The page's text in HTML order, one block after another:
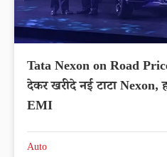
Tata Nexon on Road
देकर खरीदे नई टाटा Nexon,
EMI
Auto